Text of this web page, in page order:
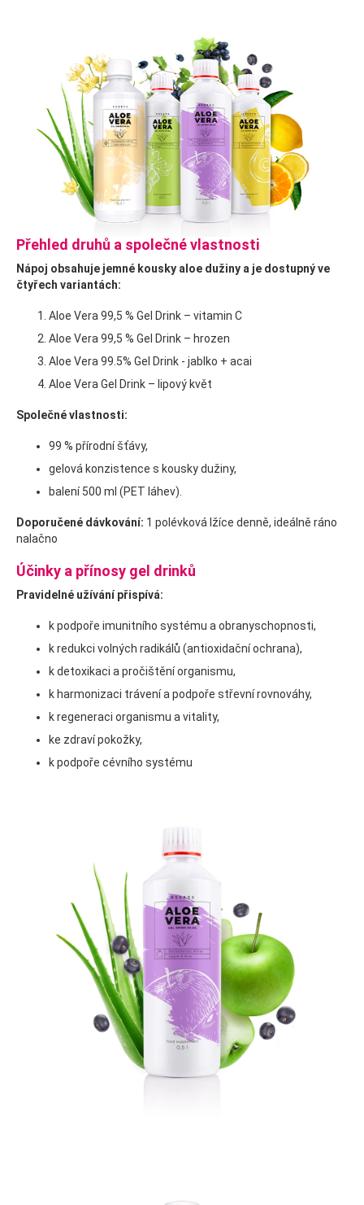
Přehled druhů a společné vlastnosti
Nápoj obsahuje jemné kousky aloe dužiny a je dostupný ve
čtyřech variantách:
Aloe Vera 99,5 % Gel Drink – vitamin C
Aloe Vera 99,5 % Gel Drink – hrozen
Aloe Vera 99.5% Gel Drink - jablko + acai
Aloe Vera Gel Drink – lipový květ
Společné vlastnosti:
99 % přírodní šťávy,
gelová konzistence s kousky dužiny,
balení 500 ml (PET láhev).
Doporučené dávkování: 1 polévková lžíce denně, ideálně ráno
nalačno
Účinky a přínosy gel drinků
Pravidelné užívání přispívá:
k podpoře imunitního systému a obranyschopnosti,
k redukci volných radikálů (antioxidační ochrana),
k detoxikaci a pročištění organismu,
k harmonizaci trávení a podpoře střevní rovnováhy,
k regeneraci organismu a vitality,
ke zdraví pokožky,
k podpoře cévního systému